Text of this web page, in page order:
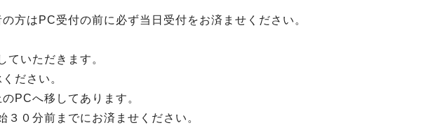
方はPC受付の前に必ず当日受付をお済ませください。
ていただきます。
ださい。
PCへ移してあります。
０分前までにお済ませください。